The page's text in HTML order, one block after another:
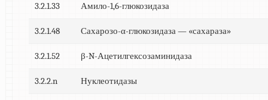
3.2.1.33 Амило-1,6-глюкозидаза
3.2.1.48 Сахарозо-α-глюкозидаза — «сахараза»
3.2.1.52 β-N-Ацетилгексозаминидаза
3.2.2.n Нуклеотидазы